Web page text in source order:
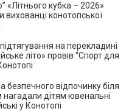
«Літнього кубка – 2026»
вихованці конотопської
на перекладині
літо» провів “Спорт для
безпечного відпочинку біля
дітям ювенальні
у Конотопі